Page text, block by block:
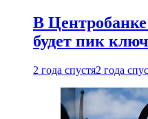
В
будет пик
2 года спустя2 года